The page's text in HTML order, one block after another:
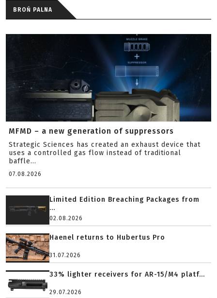
BROŃ PALNA
MFMD – a new generation of suppressors
Strategic Sciences has created an exhaust device that
uses a controlled gas flow instead of traditional
baffle...
07.08.2026
Limited Edition Breaching Packages from
...
02.08.2026
Haenel returns to Hubertus Pro
31.07.2026
33% lighter receivers for AR-15/M4 platf...
29.07.2026